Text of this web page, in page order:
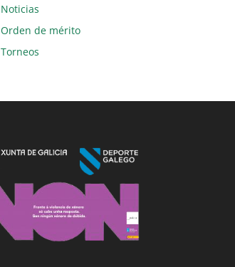
Noticias
Orden de mérito
Torneos